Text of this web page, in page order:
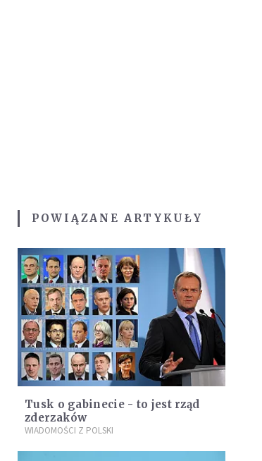
POWIĄZANE ARTYKUŁY
Tusk o gabinecie - to jest rząd
zderzaków
WIADOMOŚCI Z POLSKI